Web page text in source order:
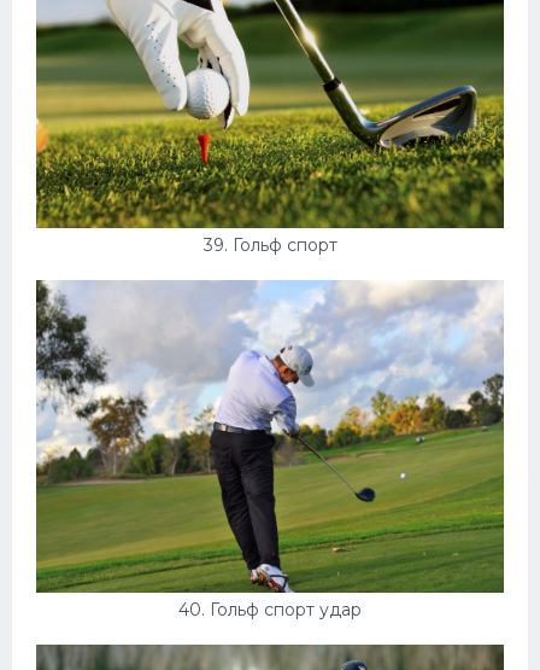
39. Гольф спорт
40. Гольф спорт удар